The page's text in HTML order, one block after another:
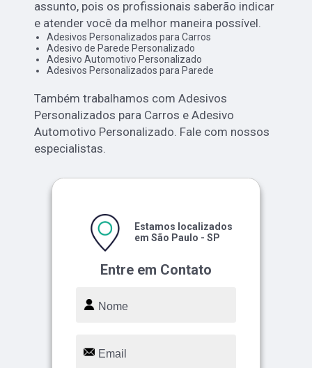
assunto, pois os profissionais saberão indicar
e atender você da melhor maneira possível.
Adesivos Personalizados para Carros
Adesivo de Parede Personalizado
Adesivo Automotivo Personalizado
Adesivos Personalizados para Parede
Também trabalhamos com Adesivos
Personalizados para Carros e Adesivo
Automotivo Personalizado. Fale com nossos
especialistas.
Entre em Contato
Estamos localizados
em São Paulo - SP